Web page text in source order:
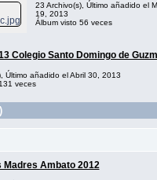
23 Archivo(s), Último añadido el
19, 2013
Álbum visto 56 veces
Colegio Santo Domingo de
Último añadido el Abril 30, 2013
veces
Ambato 2012